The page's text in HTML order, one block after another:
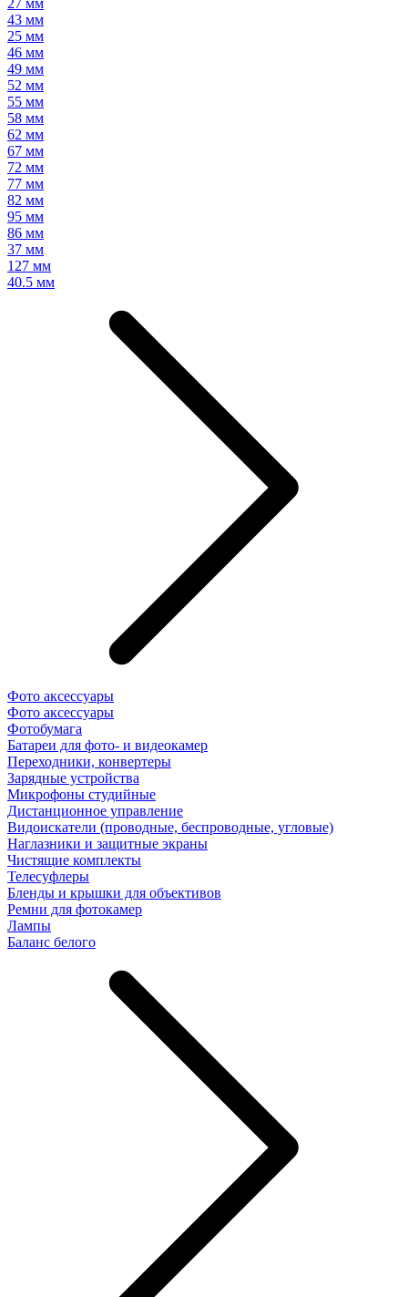
27 мм
43 мм
25 мм
46 мм
49 мм
52 мм
55 мм
58 мм
62 мм
67 мм
72 мм
77 мм
82 мм
95 мм
86 мм
37 мм
127 мм
40.5 мм
Фото аксессуары
Фото аксессуары
Фотобумага
Батареи для фото- и видеокамер
Переходники, конвертеры
Зарядные устройства
Микрофоны студийные
Дистанционное управление
Видоискатели (проводные, беспроводные, угловые)
Наглазники и защитные экраны
Чистящие комплекты
Телесуфлеры
Бленды и крышки для объективов
Ремни для фотокамер
Лампы
Баланс белого